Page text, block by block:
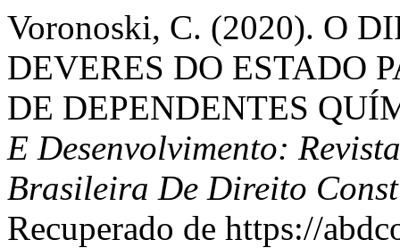
Voronoski, C. (2020). O
DEVERES DO ESTADO
DE DEPENDENTES
E Desenvolvimento:
Brasileira De Direito
Recuperado de https://